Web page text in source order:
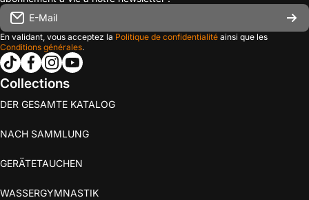
E-Mail
En validant, vous acceptez la Politique de confidentialité ainsi que les
Conditions générales.
tiktokcom/@les_editions_agitees
facebookcom/leseditionsagitees/
instagramcom/les_editions_agitees/
youtubecom/@leseditionsagitees
Collections
DER GESAMTE KATALOG
NACH SAMMLUNG
GERÄTETAUCHEN
WASSERGYMNASTIK